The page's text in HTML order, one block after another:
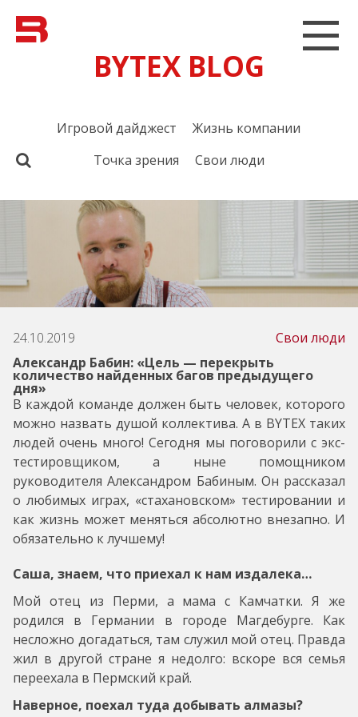
BYTEX BLOG
Игровой дайджест
Жизнь компании
Точка зрения
Свои люди
24.10.2019
Свои люди
Александр Бабин: «Цель — перекрыть
количество найденных багов предыдущего
дня»
В каждой команде должен быть человек, которого
можно назвать душой коллектива. А в BYTEX таких
людей очень много! Сегодня мы поговорили с экс-
тестировщиком, а ныне помощником
руководителя Александром Бабиным. Он рассказал
о любимых играх, «стахановском» тестировании и
как жизнь может меняться абсолютно внезапно. И
обязательно к лучшему!
Саша, знаем, что приехал к нам издалека…
Мой отец из Перми, а мама с Камчатки. Я же
родился в Германии в городе Магдебурге. Как
несложно догадаться, там служил мой отец. Правда
жил в другой стране я недолго: вскоре вся семья
переехала в Пермский край.
Наверное, поехал туда добывать алмазы?